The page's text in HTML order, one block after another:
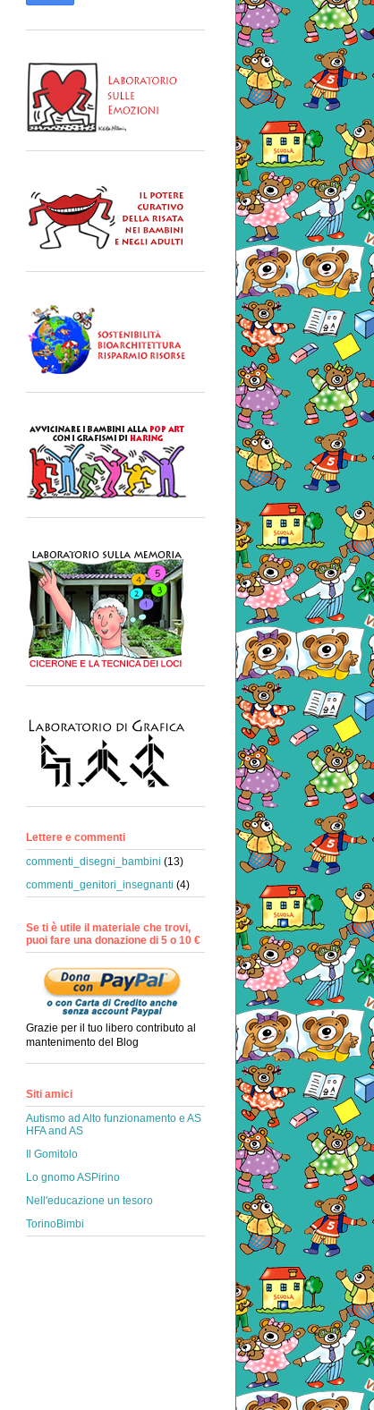
Lettere e commenti
commenti_disegni_bambini (13)
commenti_genitori_insegnanti (4)
Se ti è utile il materiale che trovi,
puoi fare una donazione di 5 o 10 €
Grazie per il tuo libero contributo al
mantenimento del Blog
Siti amici
Autismo ad Alto funzionamento e AS
HFA and AS
Il Gomitolo
Lo gnomo ASPirino
Nell'educazione un tesoro
TorinoBimbi